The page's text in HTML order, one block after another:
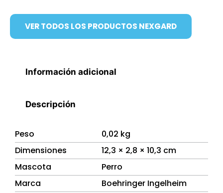
VER TODOS LOS PRODUCTOS NEXGARD
Información adicional
Descripción
Peso
0,02 kg
Dimensiones
12,3 × 2,8 × 10,3 cm
Mascota
Perro
Marca
Boehringer Ingelheim